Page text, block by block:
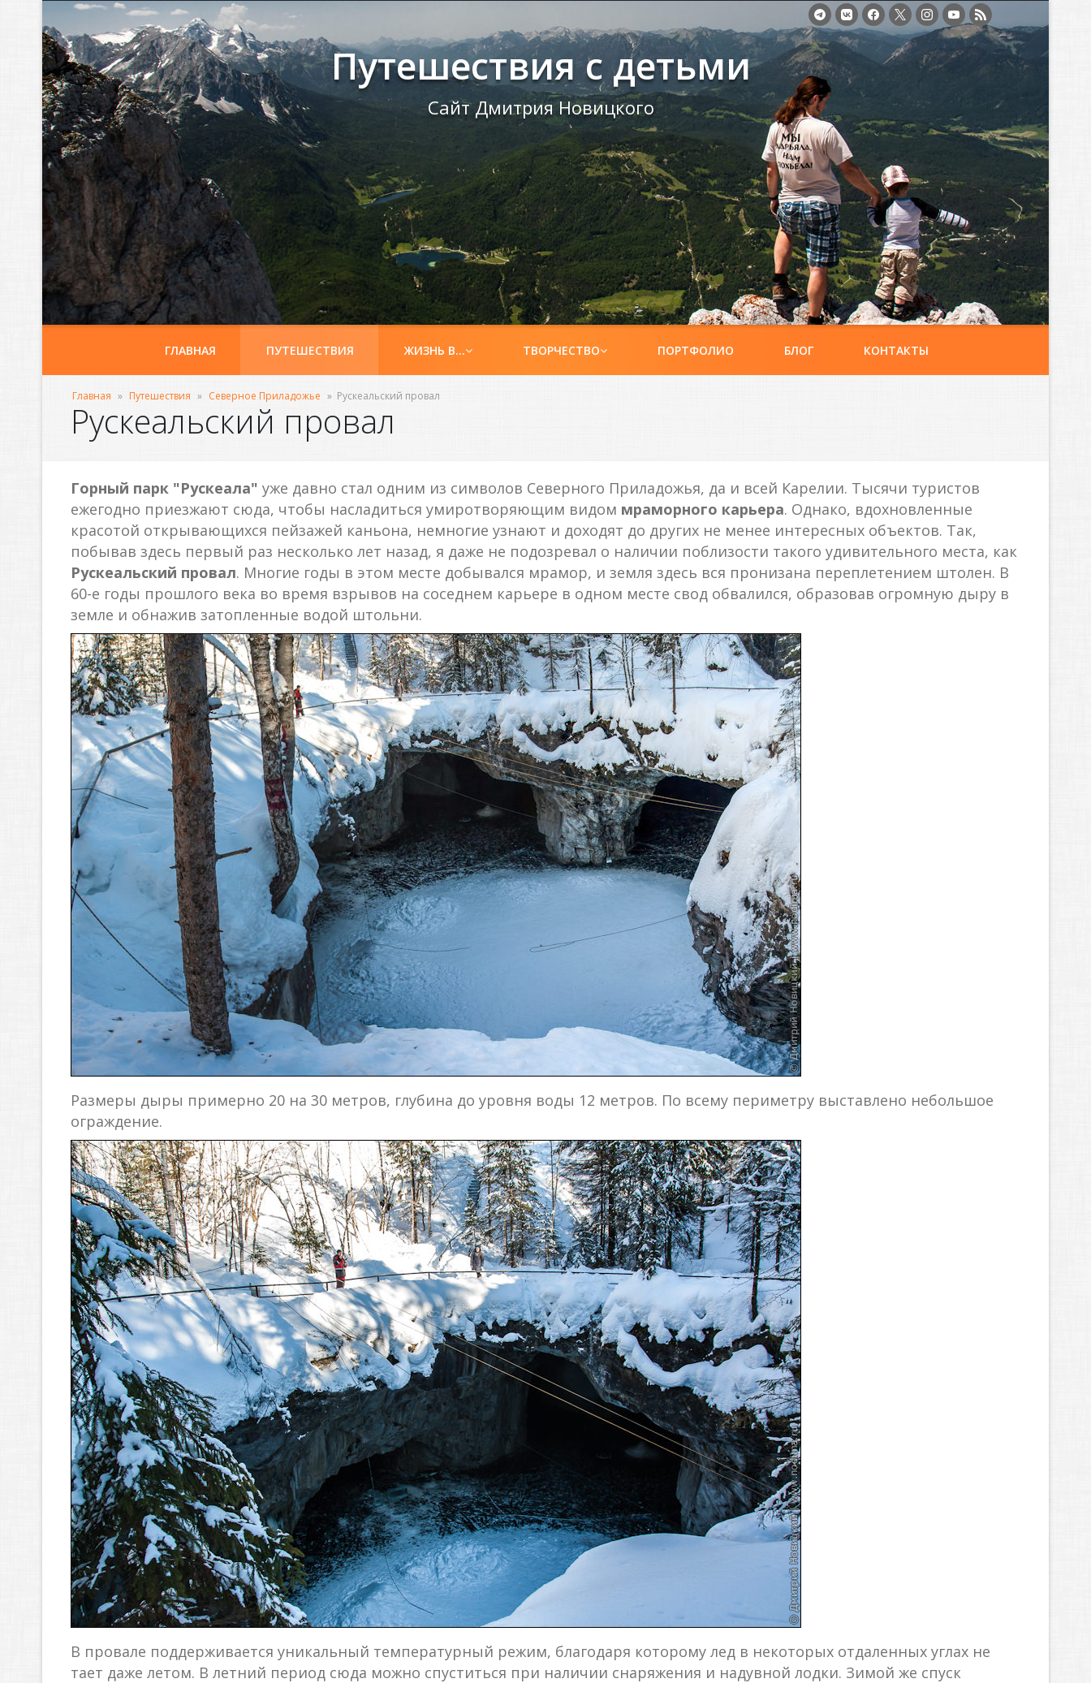
Путешествия с детьми
Сайт Дмитрия Новицкого
ГЛАВНАЯ ПУТЕШЕСТВИЯ ЖИЗНЬ В… ТВОРЧЕСТВО ПОРТФОЛИО БЛОГ КОНТАКТЫ
Главная » Путешествия » Северное Приладожье » Рускеальский провал
Рускеальский провал
Горный парк "Рускеала" уже давно стал одним из символов Северного Приладожья, да и всей Карелии. Тысячи туристов
ежегодно приезжают сюда, чтобы насладиться умиротворяющим видом мраморного карьера. Однако, вдохновленные
красотой открывающихся пейзажей каньона, немногие узнают и доходят до других не менее интересных объектов. Так,
побывав здесь первый раз несколько лет назад, я даже не подозревал о наличии поблизости такого удивительного места, как
Рускеальский провал. Многие годы в этом месте добывался мрамор, и земля здесь вся пронизана переплетением штолен. В
60-е годы прошлого века во время взрывов на соседнем карьере в одном месте свод обвалился, образовав огромную дыру в
земле и обнажив затопленные водой штольни.
Размеры дыры примерно 20 на 30 метров, глубина до уровня воды 12 метров. По всему периметру выставлено небольшое
ограждение.
В провале поддерживается уникальный температурный режим, благодаря которому лед в некоторых отдаленных углах не
тает даже летом. В летний период сюда можно спуститься при наличии снаряжения и надувной лодки. Зимой же спуск